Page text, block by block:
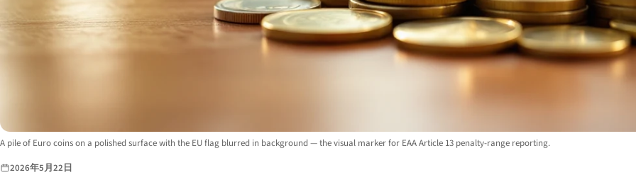
Image description:
A pile of Euro coins on a polished surface with the EU flag blurred in background — the visual marker for EAA Article 13 penalty-range reporting.
2026年5月22日